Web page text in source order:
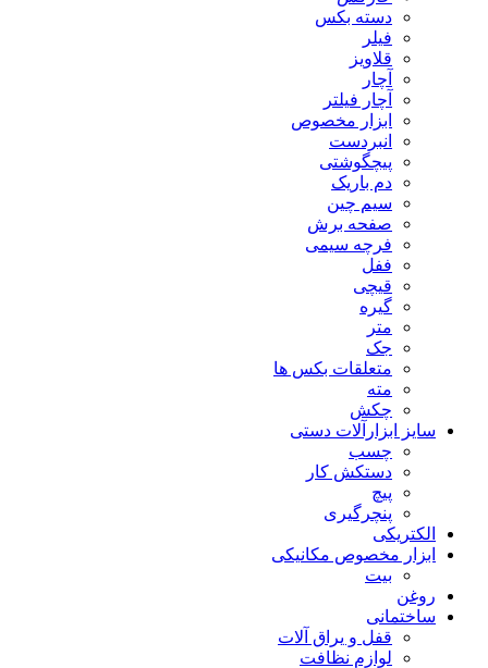
دسته بکس
فیلر
قلاویز
آچار
آچار فیلتر
ابزار مخصوص
انبردست
پیچگوشتی
دم باریک
سیم چین
صفحه برش
فرچه سیمی
ففل
قیچی
گیره
متر
جک
متعلقات بکس ها
مته
چکش
سایز ابزارآلات دستی
چسب
دستکش کار
پیچ
پنچرگیری
الکتریکی
ابزار مخصوص مکانیکی
بیت
روغن
ساختمانی
قفل و یراق آلات
لوازم نظافت